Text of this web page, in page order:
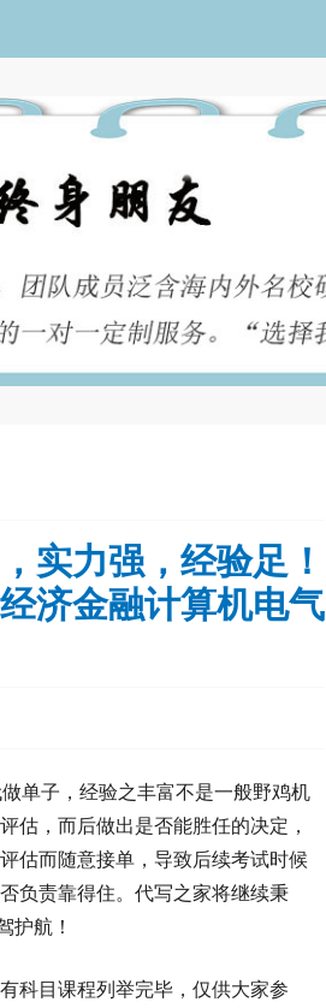
实力强，经验足！
济金融计算机电气
单子，经验之丰富不是一般野鸡机
估，而后做出是否能胜任的决定，
估而随意接单，导致后续考试时候
负责靠得住。代写之家将继续秉
护航！
科目课程列举完毕，仅供大家参